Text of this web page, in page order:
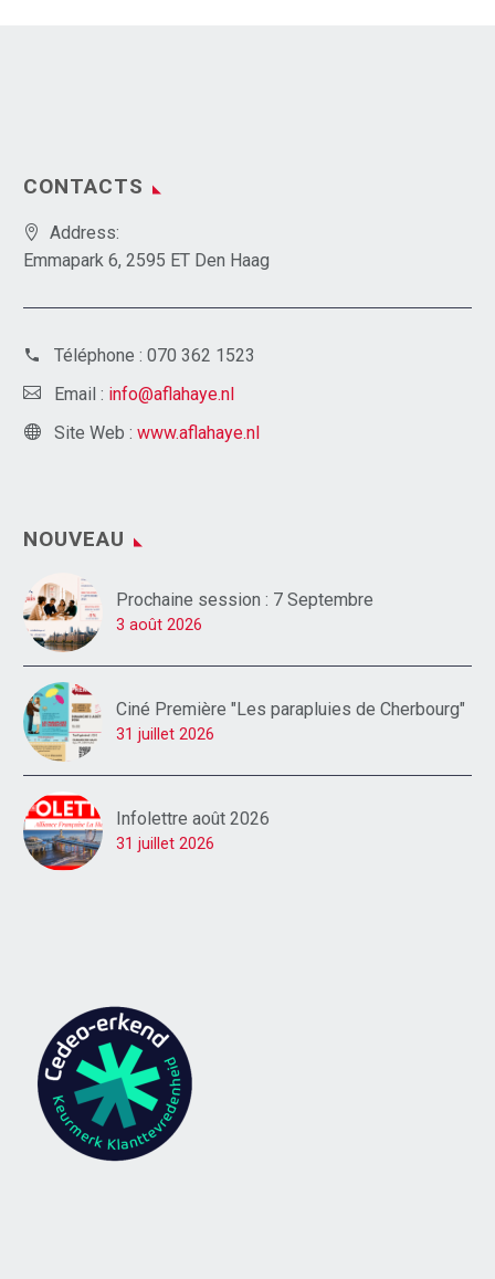
CONTACTS
Address:
Emmapark 6, 2595 ET Den Haag
Téléphone : 070 362 1523
Email : info@aflahaye.nl
Site Web : www.aflahaye.nl
NOUVEAU
Prochaine session : 7 Septembre
3 août 2026
Ciné Première "Les parapluies de Cherbourg"
31 juillet 2026
Infolettre août 2026
31 juillet 2026